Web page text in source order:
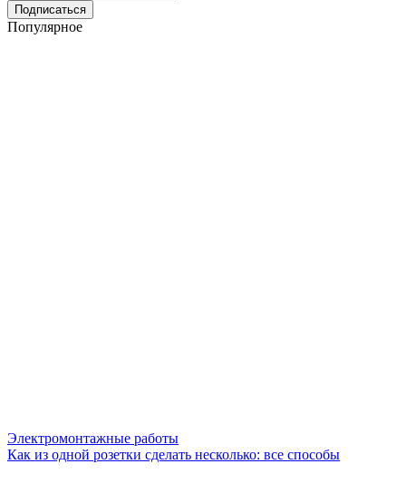
Популярное
Электромонтажные работы
Как из одной розетки сделать несколько: все способы